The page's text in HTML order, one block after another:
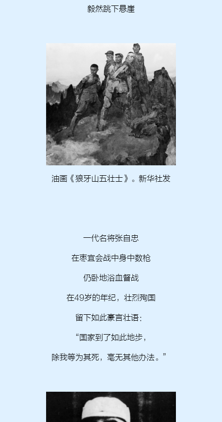
毅然跳下悬崖
油画《狼牙山五壮士》。新华社发
一代名将张自忠
在枣宜会战中身中数枪
仍卧地浴血督战
在49岁的年纪，壮烈殉国
留下如此豪言壮语：
“国家到了如此地步，
除我等为其死，毫无其他办法。”